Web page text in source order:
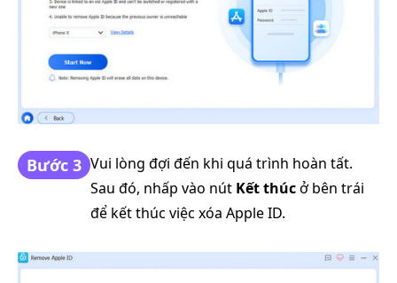
Bước 3 Vui lòng đợi đến khi quá trình hoàn tất.
Sau đó, nhấp vào nút Kết thúcở bên trái
để kết thúc việc xóa Apple ID.